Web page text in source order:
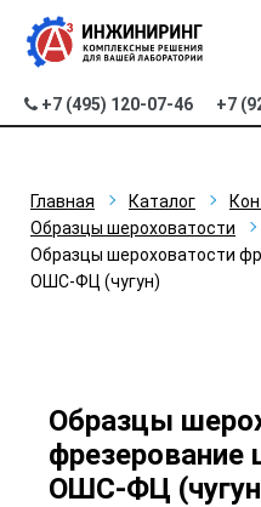
+7 (495) 120-07-46 +7
Главная Каталог
Образцы шероховатости
Образцы шероховатости
ОШС-ФЦ (чугун)
Образцы
фрезерование
ОШС-ФЦ